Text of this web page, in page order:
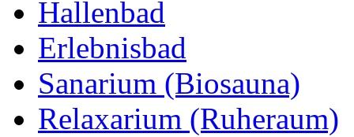
Hallenbad
Erlebnisbad
Sanarium (Biosauna)
Relaxarium (Ruheraum)